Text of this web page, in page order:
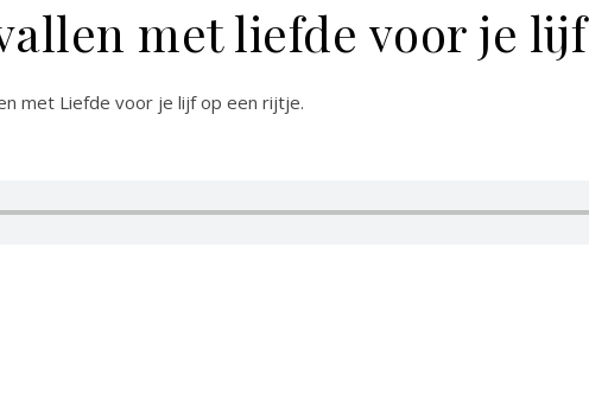
met liefde voor je lijf
met Liefde voor je lijf op een rijtje.